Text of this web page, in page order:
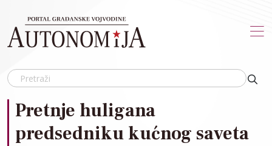
Pretnje huligana
predsedniku kućnog saveta